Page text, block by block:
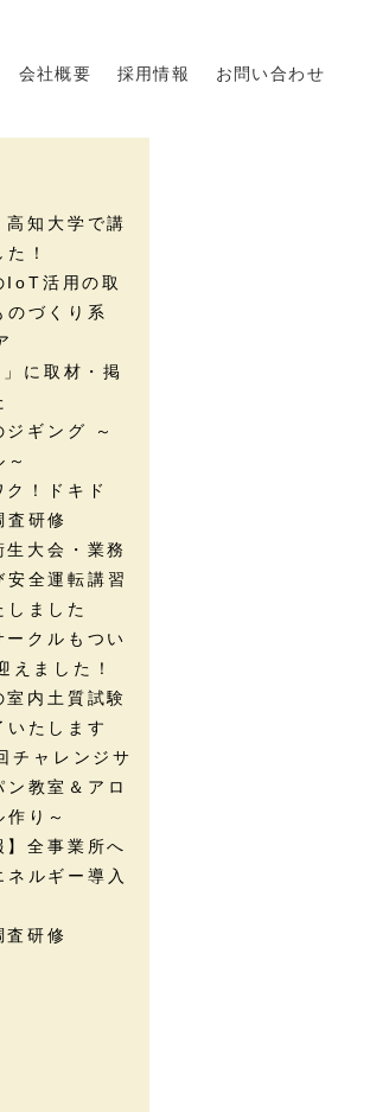
会社概要 採用情報 お問い合わせ
知大学で講
！
活用の取
のづくり系
に取材・掲
ギング ～
！ドキド
査研修
大会・業務
安全運転講習
しました
クルもつい
えました！
内土質試験
いたします
ャレンジサ
ン教室＆アロ
り～
全事業所へ
ルギー導入
研修